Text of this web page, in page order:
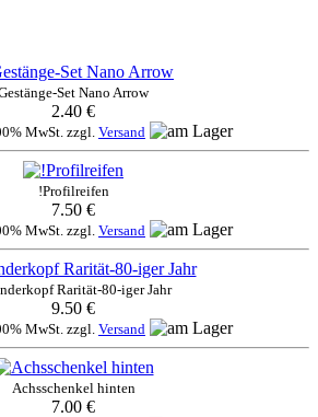
Set Nano Arrow
2.40 €
MwSt. zzgl. Versand
!Profilreifen
7.50 €
MwSt. zzgl. Versand
Rarität-80-iger Jahr
9.50 €
MwSt. zzgl. Versand
Achsschenkel hinten
7.00 €